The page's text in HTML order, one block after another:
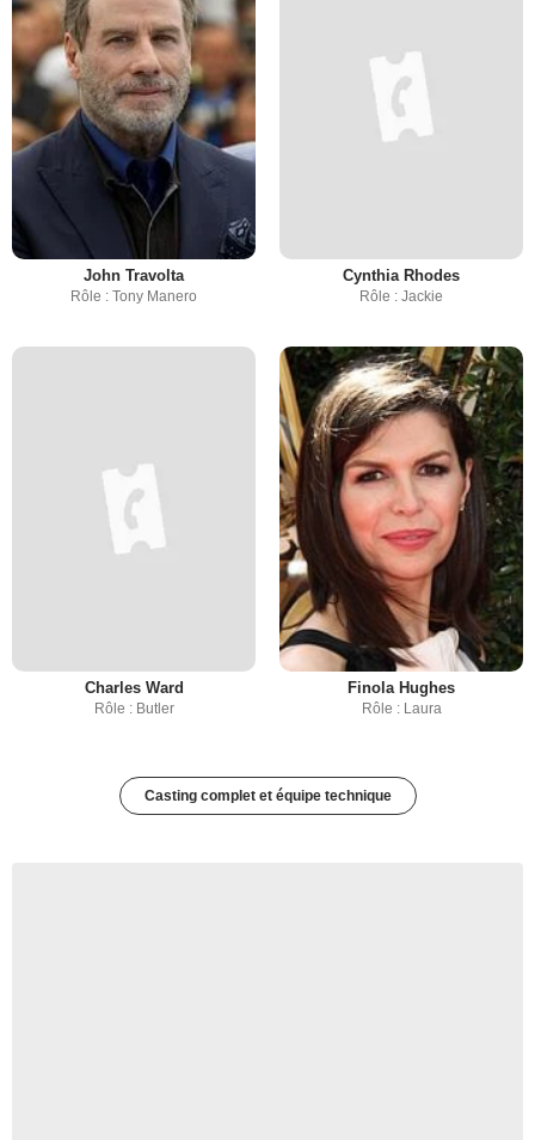
John Travolta
Rôle : Tony Manero
Cynthia Rhodes
Rôle : Jackie
Charles Ward
Rôle : Butler
Finola Hughes
Rôle : Laura
Casting complet et équipe technique